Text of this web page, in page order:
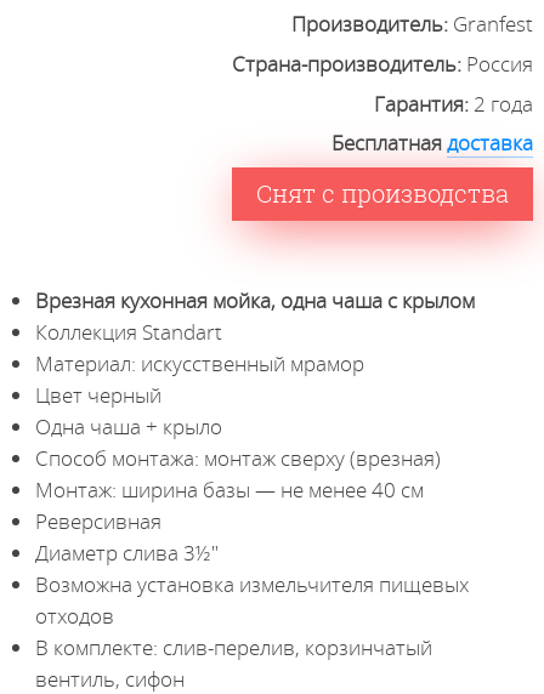
Производитель: Granfest
Страна-производитель: Россия
Гарантия: 2 года
Бесплатнаядоставка
Снят с производства
Врезная кухонная мойка, одна чаша с крылом
Коллекция Standart
Материал: искусственный мрамор
Цвет черный
Одна чаша + крыло
Способ монтажа: монтаж сверху (врезная)
Монтаж: ширина базы — не менее 40 см
Реверсивная
Диаметр слива 3½"
Возможна установка измельчителя пищевых
отходов
В комплекте: слив-перелив, корзинчатый
вентиль, сифон